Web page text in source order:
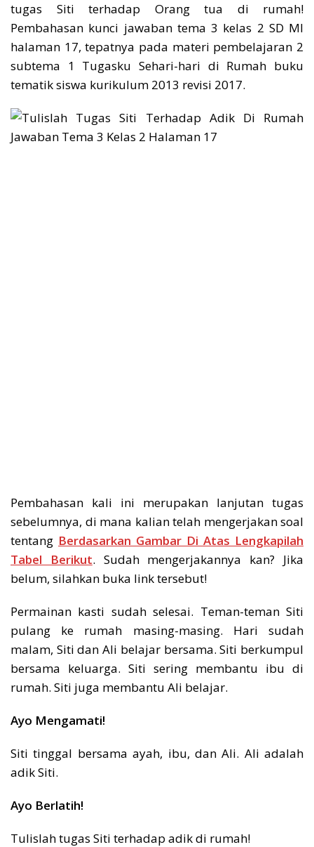
tugas Siti terhadap Orang tua di rumah!
Pembahasan kunci jawaban tema 3 kelas 2 SD MI
halaman 17, tepatnya pada materi pembelajaran 2
subtema 1 Tugasku Sehari-hari di Rumah buku
tematik siswa kurikulum 2013 revisi 2017.
Pembahasan kali ini merupakan lanjutan tugas
sebelumnya, di mana kalian telah mengerjakan soal
tentang Berdasarkan Gambar Di Atas Lengkapilah
Tabel Berikut. Sudah mengerjakannya kan? Jika
belum, silahkan buka link tersebut!
Permainan kasti sudah selesai. Teman-teman Siti
pulang ke rumah masing-masing. Hari sudah
malam, Siti dan Ali belajar bersama. Siti berkumpul
bersama keluarga. Siti sering membantu ibu di
rumah. Siti juga membantu Ali belajar.
Ayo Mengamati!
Siti tinggal bersama ayah, ibu, dan Ali. Ali adalah
adik Siti.
Ayo Berlatih!
Tulislah tugas Siti terhadap adik di rumah!